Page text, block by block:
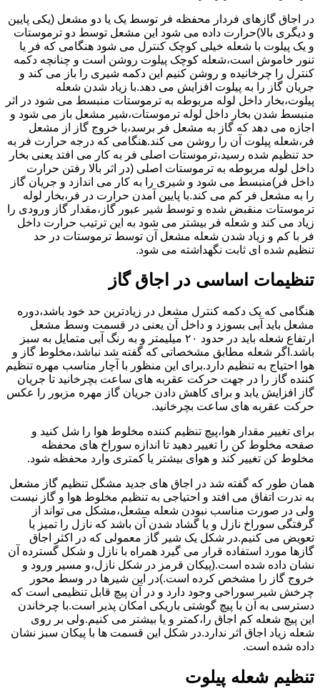
در اجاق گازهای فردار محفظه فر توسط یک یا دو مشعل (یکی پایین
و دیگری بالا)حرارت داده می شود این مشعل توسط دو ترموستات
و یک پیلوت با شعله خیلی کوچک کنترل می شود هنگامی که فر یا
تنور خاموش است،شعله کوچک پیلوت روشن است و چنانچه دکمه
کنترل را چرخانیده و روشن کنیم این دکمه شیری را باز می کند و
جریان گاز را به پیلوت افزایش می دهد.با زیاد شدن شعله
پیلوت،بخار داخل لوله مربوطه به ترموستات منبسط می شود در اثر
منبسط شدن بخار داخل لوله ترموستات،شیر مشعل باز می شود و
اجازه می دهد که گاز به مشعل فر برسد،با خروج گاز از مشعل
فر،شعله پیلوت آن را روشن می کند.هنگامی که درجه حرارت فر به
حد تنظیم شده رسید،ترموستات اصلی فر به کار می افتد یعنی بخار
داخل لوله مربوطه به ترموستات اصلی (در اثر بالا رفتن حرارت
داخل فر)منبسط می شود و شیری را به کار می اندازد و جریان گاز
را به مشعل فر کم می کند.با پایین آمدن حرارت در فر،بخار لوله
ترموستات منقبض شده و توسط شیر عبور گاز،مقدار گاز ورودی را
زیاد می کند و شعله فر بیشتر می شود به این ترتیب حرارت داخل
فر با کم و زیاد شدن شعله مشعل آن توسط ترموستات در حد
تنظیم شده ای ثابت نگهداشته می شود.
تنظیمات اساسی در اجاق گاز
هنگامی که یک دکمه کنترل مشعل در زیادترین حد خود باشد،دوره
مشعل باید آبی بسوزد و داخل آن یعنی در قسمت وسط مشعل
ارتفاع شعله باید در حدود ۲۰ میلیمتر و به رنگ آبی متمایل به سبز
باشد.اگر شعله مطابق مشخصاتی که گفته شد نباشد،مخلوط گاز و
هوا احتیاج به تنظیم دارد.برای این منظور با آچار مناسب مهره تنظیم
کننده گاز را در جهت حرکت عقربه های ساعت بچرخانید تا جریان
گاز افزایش یابد و برای کاهش دادن جریان گاز مهره مزبور را عکس
حرکت عقربه های ساعت بچرخانید.
برای تغییر مقدار هوا،پیچ تنظیم کننده مخلوط هوا را شل کنید و
صفحه مخلوط کن را تغییر دهید تا اندازه سوراخ های محفظه
مخلوط کن تغییر کند و هوای بیشتر یا کمتری وارد محفظه شود.
همان طور که گفته شد در اجاق های جدید مشگل تنظیم گاز مشعل
به ندرت اتفاق می افتد و احتیاجی به تنظیم مخلوط هوا و گاز نیست
ولی در صورت مناسب نبودن شعله مشعل،مشکل می تواند از
گرفتگی سوراخ نازل و یا گشاد شدن آن باشد که نازل را تمیز یا
تعویض می کنیم.در شکل یک شیر گاز معمولی که در اکثر اجاق
گازها مورد استفاده قرار می گیرد همراه با نازل و شکل گسترده آن
نشان داده شده است.(پیکان قرمز در شکل نازل،و مسیر ورود و
خروج گاز را مشخص کرده است.)در این شیرها در وسط محور
چرخش شیر سوراخی وجود دارد و در آن پیچ قابل تنظیمی است که
دسترسی به آن با پیچ گوشتی باریکی امکان پذیر است.با چرخاندن
این پیچ شعله کم اجاق را،کمتر و یا بیشتر می کنیم.ولی بر روی
شعله زیاد اجاق اثر ندارد.در شکل این قسمت ها با پیکان سبز نشان
داده شده است.
تنظیم شعله پیلوت